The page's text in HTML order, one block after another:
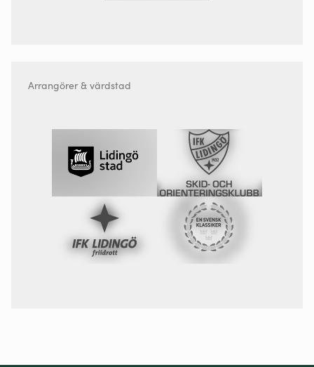
Arrangörer & värdstad